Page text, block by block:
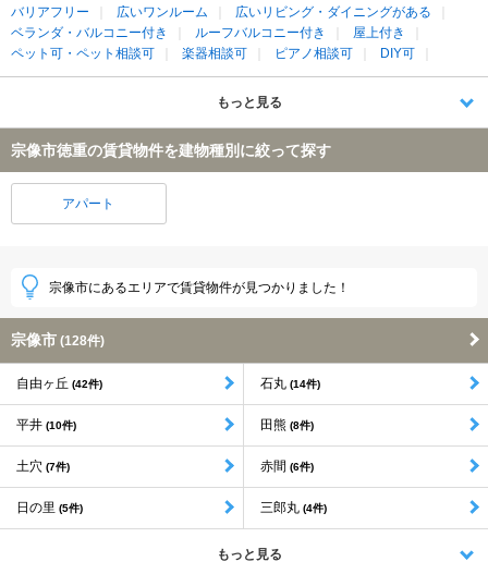
バリアフリー
広いワンルーム
広いリビング・ダイニングがある
ベランダ・バルコニー付き
ルーフバルコニー付き
屋上付き
ペット可・ペット相談可
楽器相談可 ピアノ相談可 DIY可
もっと見る
宗像市徳重の賃貸物件を建物種別に絞って探す
アパート
宗像市にあるエリアで賃貸物件が見つかりました！
宗像市 (128件)
自由ヶ丘 (42件) 石丸 (14件)
平井 (10件) 田熊 (8件)
土穴 (7件) 赤間 (6件)
日の里 (5件) 三郎丸 (4件)
もっと見る